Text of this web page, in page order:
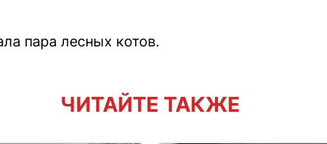
пара лесных котов.
ЧИТАЙТЕ ТАКЖЕ